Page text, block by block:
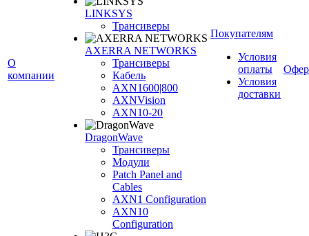
О
компании
LINKSYS
Трансиверы
AXERRA NETWORKS
Трансиверы
Кабель
AXN1600|800
AXNVision
AXN10-20
DragonWave
Трансиверы
Модули
Patch Panel and
Cables
AXN1 Configuration
AXN10
Configuration
Покупателям
Условия
оплаты
Условия
доставки